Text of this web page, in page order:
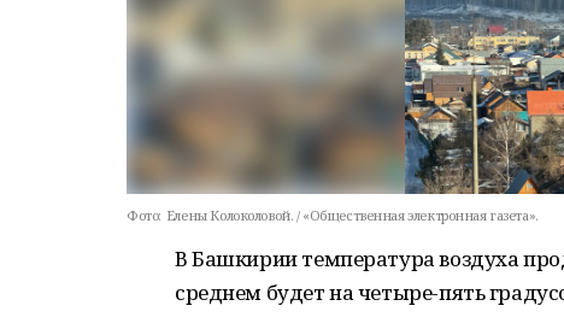
Фото: Елены Колоколовой. / «Общественная электронная газета».
В Башкирии температура воздуха
среднем будет на четыре-пять